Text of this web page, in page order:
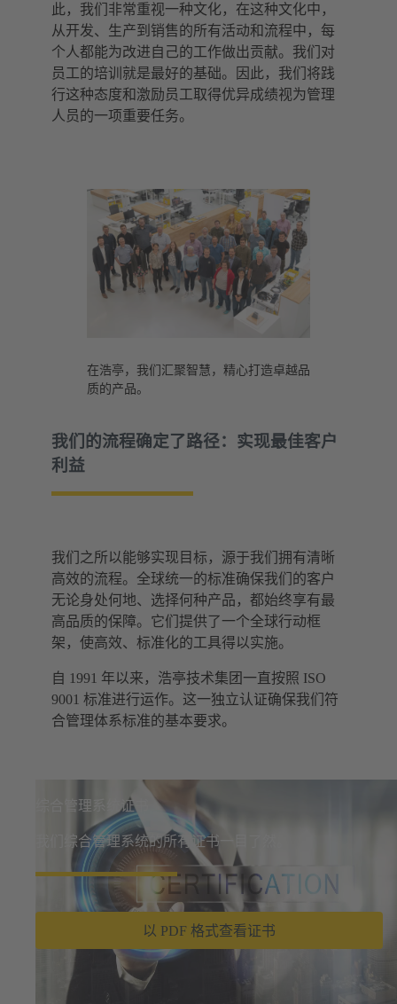
此，我们非常重视一种文化，在这种文化中，
从开发、生产到销售的所有活动和流程中，每
个人都能为改进自己的工作做出贡献。我们对
员工的培训就是最好的基础。因此，我们将践
行这种态度和激励员工取得优异成绩视为管理
人员的一项重要任务。
在浩亭，我们汇聚智慧，精心打造卓越品
质的产品。
我们的流程确定了路径：实现最佳客户
利益
我们之所以能够实现目标，源于我们拥有清晰
高效的流程。全球统一的标准确保我们的客户
无论身处何地、选择何种产品，都始终享有最
高品质的保障。它们提供了一个全球行动框
架，使高效、标准化的工具得以实施。
自 1991 年以来，浩亭技术集团一直按照 ISO
9001 标准进行运作。这一独立认证确保我们符
合管理体系标准的基本要求。
综合管理系统证书
我们综合管理系统的所有证书一目了然。
以 PDF 格式查看证书